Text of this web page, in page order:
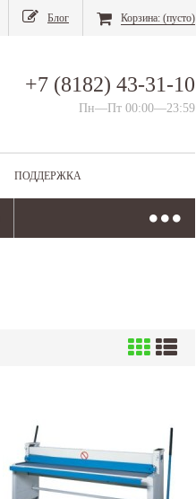
Блог Корзина: (пусто)
+7 (8182) 43-31-10
Пн—Пт 00:00—23:59
ПОДДЕРЖКА